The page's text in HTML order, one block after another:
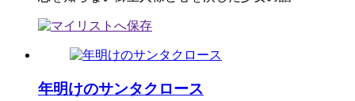
年明けのサンタクロース